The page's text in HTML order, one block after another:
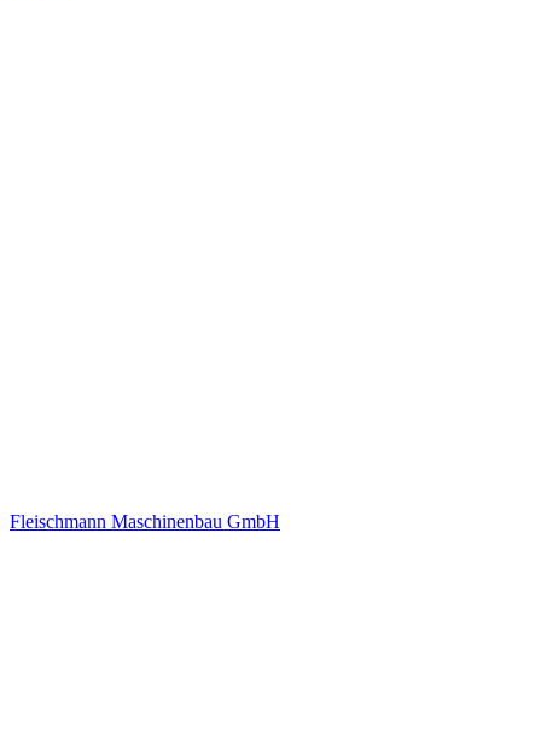
Fleischmann Maschinenbau GmbH